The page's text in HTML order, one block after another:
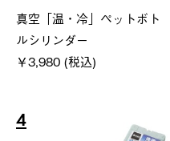
真空「温・冷」ペットボト
ルシリンダー
￥3,980 (税込)
4